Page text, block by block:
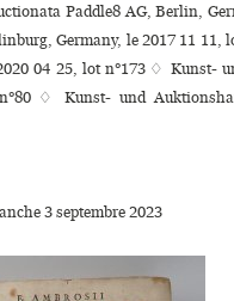
Paddle8 AG, Berlin,
Germany, le 2017 11 11,
04 25, lot n°173 ♢ Kunst-
♢ Kunst- und
3 septembre 2023